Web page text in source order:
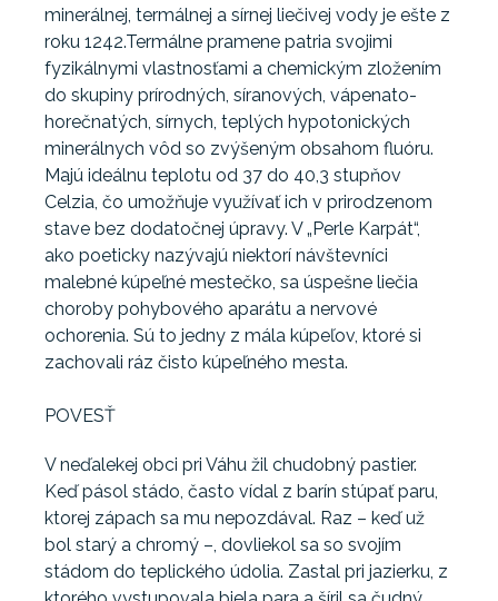
minerálnej, termálnej a sírnej liečivej vody je ešte z
roku 1242.Termálne pramene patria svojimi
fyzikálnymi vlastnosťami a chemickým zložením
do skupiny prírodných, síranových, vápenato-
horečnatých, sírnych, teplých hypotonických
minerálnych vôd so zvýšeným obsahom fluóru.
Majú ideálnu teplotu od 37 do 40,3 stupňov
Celzia, čo umožňuje využívať ich v prirodzenom
stave bez dodatočnej úpravy. V „Perle Karpát“,
ako poeticky nazývajú niektorí návštevníci
malebné kúpeľné mestečko, sa úspešne liečia
choroby pohybového aparátu a nervové
ochorenia. Sú to jedny z mála kúpeľov, ktoré si
zachovali ráz čisto kúpeľného mesta.
POVESŤ
V neďalekej obci pri Váhu žil chudobný pastier.
Keď pásol stádo, často vídal z barín stúpať paru,
ktorej zápach sa mu nepozdával. Raz – keď už
bol starý a chromý –, dovliekol sa so svojím
stádom do teplického údolia. Zastal pri jazierku, z